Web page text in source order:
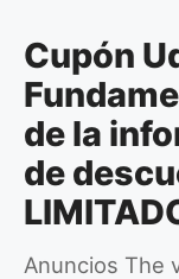
Cupón
de la
de
Anuncios The